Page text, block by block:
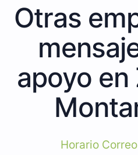
Otras
apoyo en
Horario